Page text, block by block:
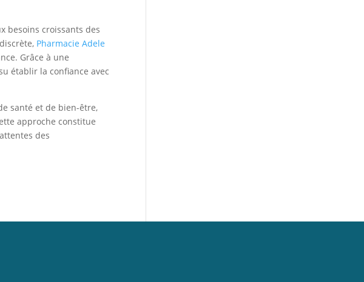
besoins croissants des
Pharmacie Adele
Grâce à une
établir la confiance avec
santé et de bien-être,
approche constitue
des